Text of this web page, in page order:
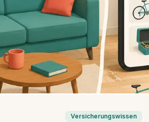
Versicherungswissen